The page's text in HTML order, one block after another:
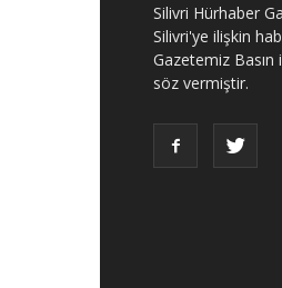
Silivri Hürhaber
Silivri'ye ilişkin
Gazetemiz Basın
söz vermiştir.